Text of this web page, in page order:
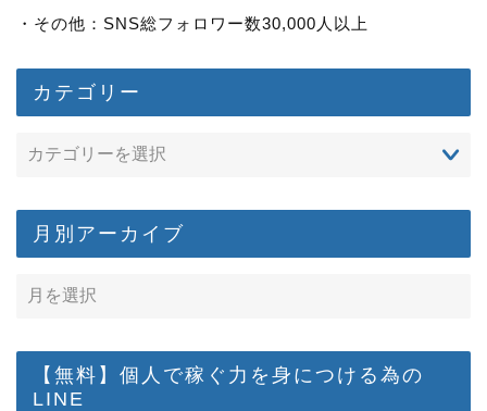
・その他：SNS総フォロワー数30,000人以上
カテゴリー
月別アーカイブ
【無料】個人で稼ぐ力を身につける為の
LINE